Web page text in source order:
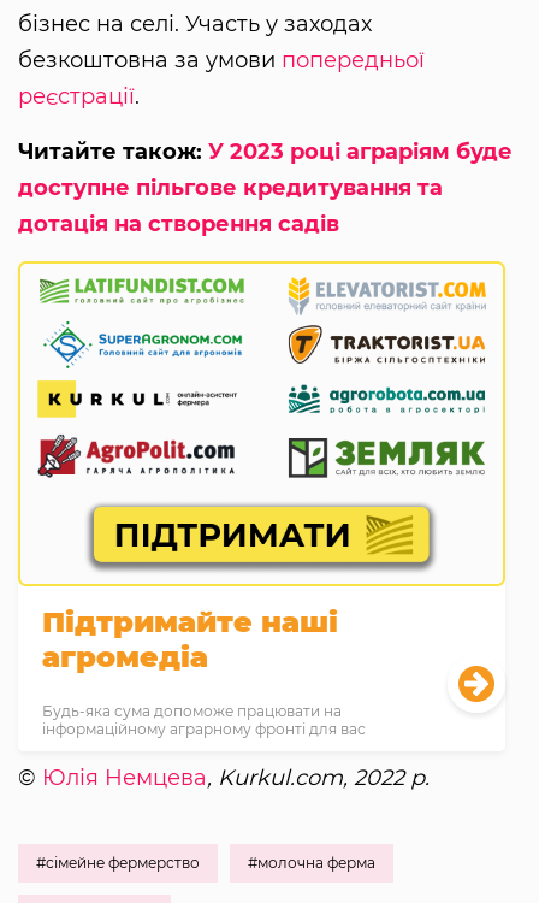
бізнес на селі. Участь у заходах
безкоштовна за умови попередньої
реєстрації.
Читайте також: У 2023 році аграріям буде
доступне пільгове кредитування та
дотація на створення садів
Підтримайте наші
агромедіа
Будь-яка сума допоможе працювати на
інформаційному аграрному фронті для вас
© Юлія Немцева, Kurkul.com, 2022 р.
#сімейне фермерство #молочна ферма